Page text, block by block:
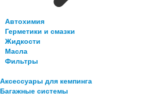
Автохимия
Герметики и смазки
Жидкости
Масла
Фильтры
Аксессуары для кемпинга
Багажные системы